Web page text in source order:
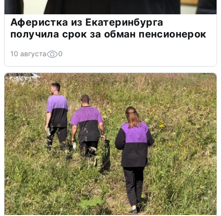
Аферистка из Екатеринбурга
получила срок за обман пенсионерок
10 августа 0